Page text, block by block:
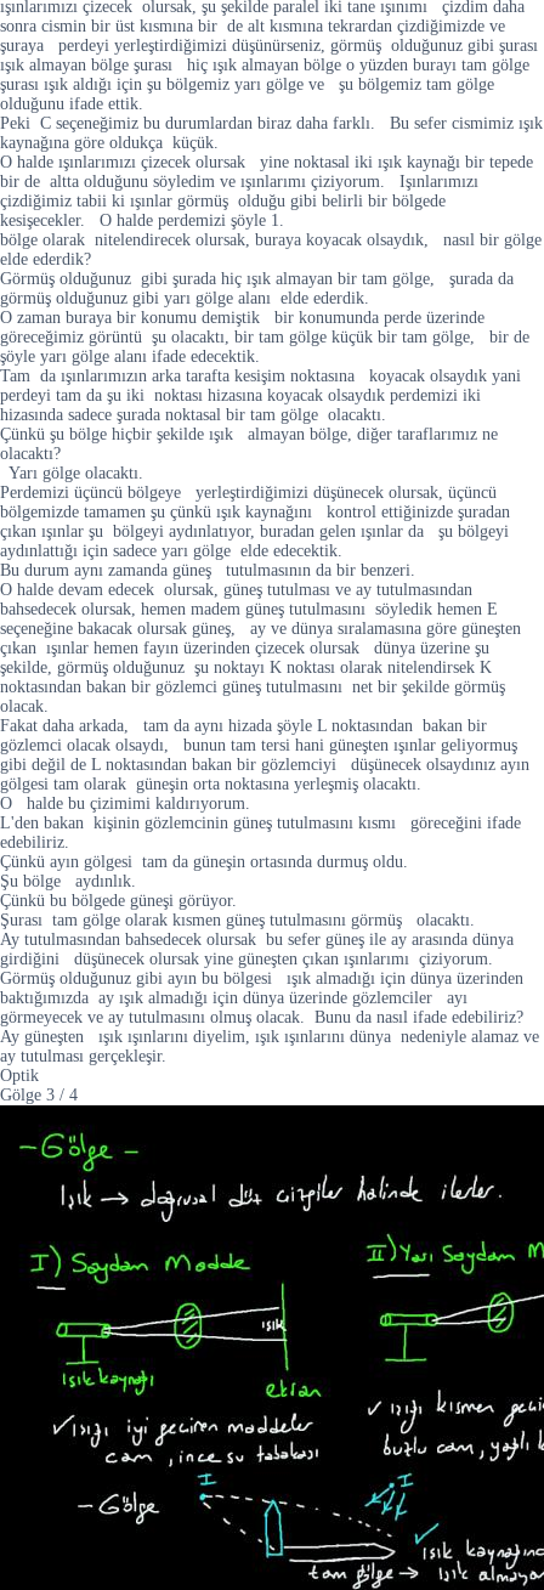
ışınlarımızı çizecek olursak, şu şekilde paralel iki tane ışınımı çizdim daha
sonra cismin bir üst kısmına bir de alt kısmına tekrardan çizdiğimizde ve
şuraya perdeyi yerleştirdiğimizi düşünürseniz, görmüş olduğunuz gibi şurası
ışık almayan bölge şurası hiç ışık almayan bölge o yüzden burayı tam gölge
şurası ışık aldığı için şu bölgemiz yarı gölge ve şu bölgemiz tam gölge
olduğunu ifade ettik.
Peki C seçeneğimiz bu durumlardan biraz daha farklı. Bu sefer cismimiz ışık
kaynağına göre oldukça küçük.
O halde ışınlarımızı çizecek olursak yine noktasal iki ışık kaynağı bir tepede
bir de altta olduğunu söyledim ve ışınlarımı çiziyorum. Işınlarımızı
çizdiğimiz tabii ki ışınlar görmüş olduğu gibi belirli bir bölgede
kesişecekler. O halde perdemizi şöyle 1.
bölge olarak nitelendirecek olursak, buraya koyacak olsaydık, nasıl bir gölge
elde ederdik?
Görmüş olduğunuz gibi şurada hiç ışık almayan bir tam gölge, şurada da
görmüş olduğunuz gibi yarı gölge alanı elde ederdik.
O zaman buraya bir konumu demiştik bir konumunda perde üzerinde
göreceğimiz görüntü şu olacaktı, bir tam gölge küçük bir tam gölge, bir de
şöyle yarı gölge alanı ifade edecektik.
Tam da ışınlarımızın arka tarafta kesişim noktasına koyacak olsaydık yani
perdeyi tam da şu iki noktası hizasına koyacak olsaydık perdemizi iki
hizasında sadece şurada noktasal bir tam gölge olacaktı.
Çünkü şu bölge hiçbir şekilde ışık almayan bölge, diğer taraflarımız ne
olacaktı?
Yarı gölge olacaktı.
Perdemizi üçüncü bölgeye yerleştirdiğimizi düşünecek olursak, üçüncü
bölgemizde tamamen şu çünkü ışık kaynağını kontrol ettiğinizde şuradan
çıkan ışınlar şu bölgeyi aydınlatıyor, buradan gelen ışınlar da şu bölgeyi
aydınlattığı için sadece yarı gölge elde edecektik.
Bu durum aynı zamanda güneş tutulmasının da bir benzeri.
O halde devam edecek olursak, güneş tutulması ve ay tutulmasından
bahsedecek olursak, hemen madem güneş tutulmasını söyledik hemen E
seçeneğine bakacak olursak güneş, ay ve dünya sıralamasına göre güneşten
çıkan ışınlar hemen fayın üzerinden çizecek olursak dünya üzerine şu
şekilde, görmüş olduğunuz şu noktayı K noktası olarak nitelendirsek K
noktasından bakan bir gözlemci güneş tutulmasını net bir şekilde görmüş
olacak.
Fakat daha arkada, tam da aynı hizada şöyle L noktasından bakan bir
gözlemci olacak olsaydı, bunun tam tersi hani güneşten ışınlar geliyormuş
gibi değil de L noktasından bakan bir gözlemciyi düşünecek olsaydınız ayın
gölgesi tam olarak güneşin orta noktasına yerleşmiş olacaktı.
O halde bu çizimimi kaldırıyorum.
L'den bakan kişinin gözlemcinin güneş tutulmasını kısmı göreceğini ifade
edebiliriz.
Çünkü ayın gölgesi tam da güneşin ortasında durmuş oldu.
Şu bölge aydınlık.
Çünkü bu bölgede güneşi görüyor.
Şurası tam gölge olarak kısmen güneş tutulmasını görmüş olacaktı.
Ay tutulmasından bahsedecek olursak bu sefer güneş ile ay arasında dünya
girdiğini düşünecek olursak yine güneşten çıkan ışınlarımı çiziyorum.
Görmüş olduğunuz gibi ayın bu bölgesi ışık almadığı için dünya üzerinden
baktığımızda ay ışık almadığı için dünya üzerinde gözlemciler ayı
görmeyecek ve ay tutulmasını olmuş olacak. Bunu da nasıl ifade edebiliriz?
Ay güneşten ışık ışınlarını diyelim, ışık ışınlarını dünya nedeniyle alamaz ve
ay tutulması gerçekleşir.
Optik
Gölge 3 / 4